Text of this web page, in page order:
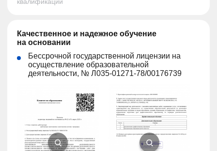
Качественное и надежное обучение
на основании
Бессрочной государственной лицензии на
осуществление образовательной
деятельности, № Л035-01271-78/00176739